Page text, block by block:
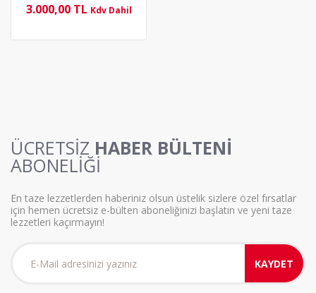
3.000,00 TL Kdv Dahil
ÜCRETSİZ HABER BÜLTENİ
ABONELİĞİ
En taze lezzetlerden haberiniz olsun üstelik sizlere özel fırsatlar
için hemen ücretsiz e-bülten aboneliğinizi başlatın ve yeni taze
lezzetleri kaçırmayın!
KAYDET